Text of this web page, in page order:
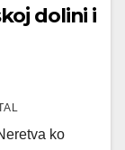
dolini i
ko